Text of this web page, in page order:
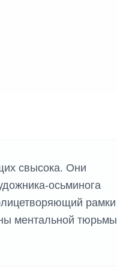
свысока. Они
осьминога
рамки
ментальной тюрьмы